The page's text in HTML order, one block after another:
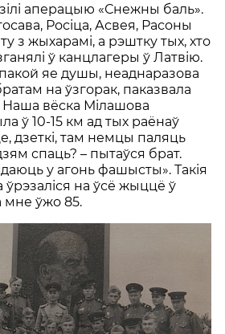
аперацыю «Снежны баль».
Росіца, Асвея, Расоны
з жыхарамі, а рэштку тых, хто
ў канцлагеры ў Латвію.
яе душы, неаднаразова
на ўзгорак, паказвала
Наша вёска Мілашова
ў 10-15 км ад тых раёнаў
дзеткі, там немцы паляць
спаць? – пытаўся брат.
у агонь фашысты». Такія
ўрэзаліся на ўсё жыццё ў
мне ўжо 85.